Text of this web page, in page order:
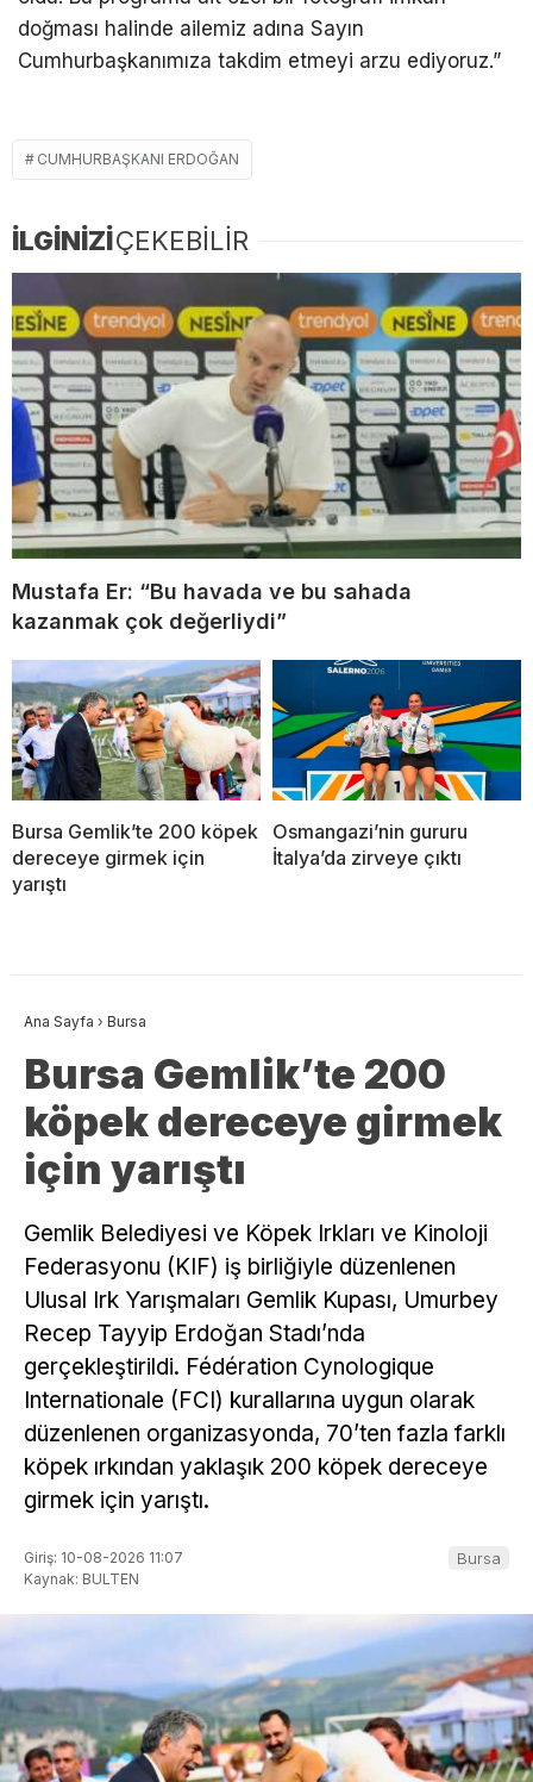
doğması halinde ailemiz adına Sayın
Cumhurbaşkanımıza takdim etmeyi arzu ediyoruz.”
CUMHURBAŞKANI ERDOĞAN
İLGİNİZİÇEKEBİLİR
Mustafa Er: “Bu havada ve bu sahada
kazanmak çok değerliydi”
Bursa Gemlik’te 200 köpek
dereceye girmek için
yarıştı
Osmangazi’nin gururu
İtalya’da zirveye çıktı
Ana Sayfa › Bursa
Bursa Gemlik’te 200
köpek dereceye girmek
için yarıştı
Gemlik Belediyesi ve Köpek Irkları ve Kinoloji
Federasyonu (KIF) iş birliğiyle düzenlenen
Ulusal Irk Yarışmaları Gemlik Kupası, Umurbey
Recep Tayyip Erdoğan Stadı’nda
gerçekleştirildi. Fédération Cynologique
Internationale (FCI) kurallarına uygun olarak
düzenlenen organizasyonda, 70’ten fazla farklı
köpek ırkından yaklaşık 200 köpek dereceye
girmek için yarıştı.
Giriş: 10-08-2026 11:07
Kaynak: BULTEN
Bursa